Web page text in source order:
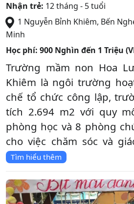
Nhận trẻ: 12 tháng - 5 tuổi
1 Nguyễn Bỉnh Khiêm, Bến
Minh
Học phí: 900 Nghìn đến 1 Triệu
Trường mầm non Hoa
Khiêm là ngôi trường
chế tổ chức công lập,
tích 2.694 m2 với quy
phòng học và 8 phòng
cho việc chăm sóc và
Tìm hiểu thêm